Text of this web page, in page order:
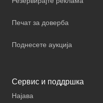
Печат за доверба
Поднесете аукција
Сервис и поддршка
Најава